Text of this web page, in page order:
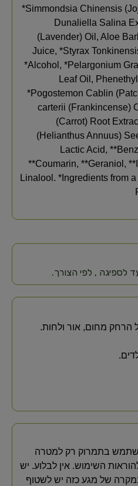
*Simmondsia Chinensis
Dunaliella Salina
(Lavender) Oil, Aloe
Juice, *Styrax
*Alcohol, *Pelargonium
Leaf Oil,
*Pogostemon Cablin
carterii (Frankincense)
(Carrot) Root
(Helianthus Annuus)
Lactic Acid,
**Coumarin, **Geraniol,
Linalool. *Ingredients from
לספיגה , לפי הצורך.
הרחק מחום, אור ולחות.
בתמרוק רק למטרה
השימוש. אין לבלוע. יש
של מגע כזה יש לשטוף